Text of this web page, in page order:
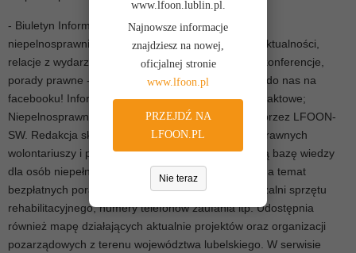
- Biuletyn Informacyjny Osób Niepełnosprawnych -
niepelnosprawni.lublin.pl. Informacje na 1 stronie: aktualności,
relacje z wydarzeń, baza wiedzy, szkolenia, pasje, konferencje,
porady prawne - wejdź na stronę i sprawdź, dołącz do nas na
facebooku! Informacje na drugiej stronie: dane kontaktowe;
Niepelnosprawni.lublin.pl jest portalem tworzonym przez LFOON-
SW. Redakcja składa się w większości z niepełnosprawnych
wolontariuszy i pracowników. Portal stanowi szeroką bazę wiedzy
dla osób niepełnosprawnych. Publikuje informacje na temat
bezpłatnych porad prawnych, kontakty do wypożyczalni sprzętu
rehabilitacyjnego, numery telefonów zaufania itp. Udostępnia
również mapę działających aktualnie projektów oraz organizacji
pozarządowych z terenu województwa lubelskiego. W serwisie
www.lfoon.lublin.pl.
Najnowsze informacje
znajdziesz na nowej,
oficjalnej stronie
www.lfoon.pl
PRZEJDŹ NA
LFOON.PL
Nie teraz